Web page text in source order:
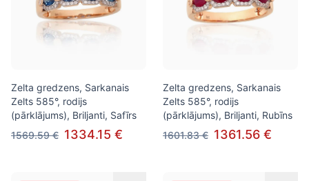
Zelta gredzens, Sarkanais
Zelts 585°, rodijs
(pārklājums), Briljanti, Safīrs
1569.59 € 1334.15 €
Zelta gredzens, Sarkanais
Zelts 585°, rodijs
(pārklājums), Briljanti, Rubīns
1601.83 € 1361.56 €